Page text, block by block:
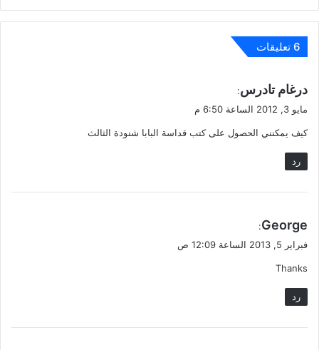
‫6 تعليقات
ي
ل
درغام تادرس:
مايو 3, 2012 الساعة 6:50 م
كيف يمكنني الحصول على كتب قداسة البابا شنودة الثالث
رد
ي
ل
George
:
فبراير 5, 2013 الساعة 12:09 ص
Thanks
رد